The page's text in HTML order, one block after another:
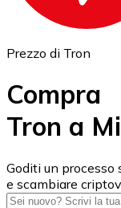
USD Coin
USDC
Prezzo di Tron
Compra
Tron a
Goditi un processo
e scambiare